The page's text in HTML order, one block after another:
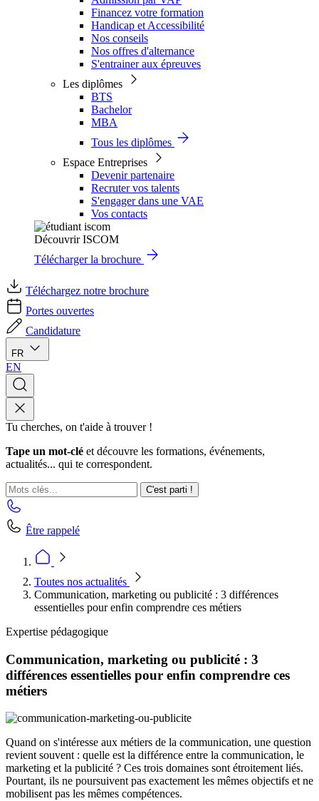
Financez votre formation
Handicap et Accessibilité
Nos conseils
Nos offres d'alternance
S'entrainer aux épreuves
Les diplômes
BTS
Bachelor
MBA
Tous les diplômes
Espace Entreprises
Devenir partenaire
Recruter vos talents
S'engager dans une VAE
Vos contacts
Découvrir ISCOM
Télécharger la brochure
Téléchargez notre brochure
Portes ouvertes
Candidature
FR
EN
Tu cherches, on t'aide à trouver !
Tape un mot-clé et découvre les formations, événements,
actualités... qui te correspondent.
C'est parti !
Être rappelé
Toutes nos actualités
Communication, marketing ou publicité : 3 différences
essentielles pour enfin comprendre ces métiers
Expertise pédagogique
Communication, marketing ou publicité : 3
différences essentielles pour enfin comprendre ces
métiers
Quand on s'intéresse aux métiers de la communication, une question
revient souvent : quelle est la différence entre la communication, le
marketing et la publicité ? Ces trois domaines sont étroitement liés.
Pourtant, ils ne poursuivent pas exactement les mêmes objectifs et ne
mobilisent pas les mêmes compétences.